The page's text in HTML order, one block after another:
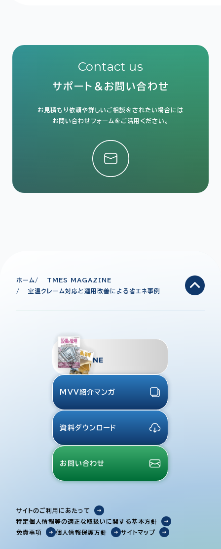
Contact us
サポート＆お問い合わせ
お見積もり依頼や詳しいご相談をされたい場合には
お問い合わせフォームをご活用ください。
ホーム
TMES MAGAZINE
室温クレーム対応と運用改善による省エネ事例
TMES
MAGAZINE
MVV紹介マンガ
資料ダウンロード
お問い合わせ
サイトのご利用にあたって
特定個人情報等の適正な取扱いに関する基本方針
免責事項
個人情報保護方針 サイトマップ